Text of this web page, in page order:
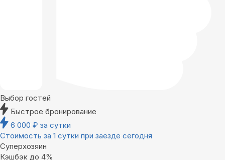
Выбор гостей
Быстрое бронирование
6 000 ₽ за сутки
Стоимость за 1 сутки при заезде сегодня
Суперхозяин
Кэшбэк до 4%